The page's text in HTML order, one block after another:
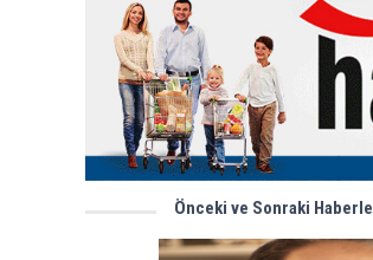
Önceki ve Sonraki